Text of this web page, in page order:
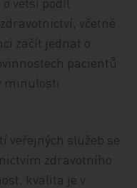
včetně
začít jednat o
pacientů
minulosti
veřejných služeb se
zdravotního
kvalita je v